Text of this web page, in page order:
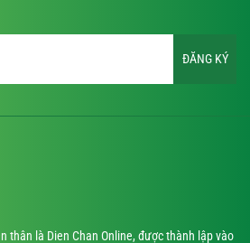
ĐĂNG KÝ
thân là Dien Chan Online, được thành lập vào